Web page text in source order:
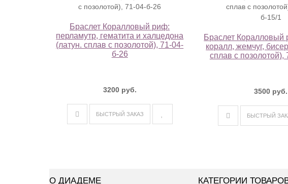
Браслет Коралловый риф:
перламутр, гематита и халцедона
(латун. сплав с позолотой), 71-04-
б-26
3200 руб.
БЫСТРЫЙ ЗАКАЗ
Браслет Коралловый
коралл, жемчуг,
сплав с позолотой),
3500 руб.
БЫСТРЫЙ
О ДИАДЕМЕ КАТЕГОРИИ